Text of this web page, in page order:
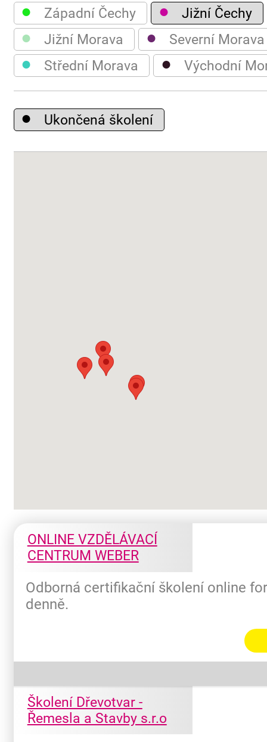
● Západní Čechy ● Jižní Čechy
● Jižní Morava ● Severní Morava
● Střední Morava ● Východní
● Ukončená školení
ONLINE VZDĚLÁVACÍ
CENTRUM WEBER
Odborná certifikační školení online
denně.
Školení Dřevotvar -
Řemesla a Stavby s.r.o